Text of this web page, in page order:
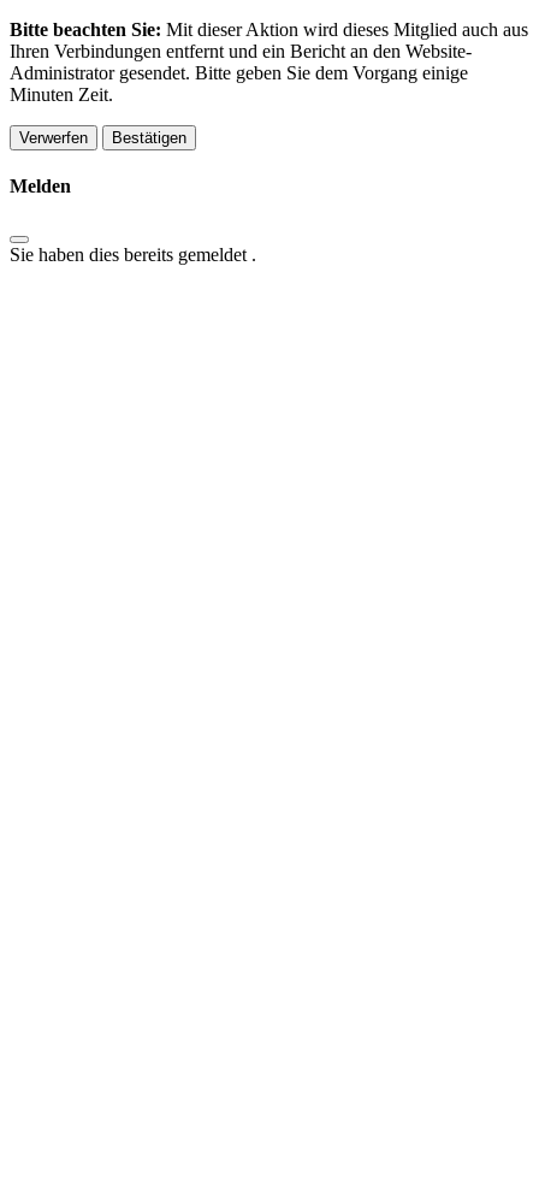
Bitte beachten Sie: Mit dieser Aktion wird dieses Mitglied auch aus
Ihren Verbindungen entfernt und ein Bericht an den Website-
Administrator gesendet. Bitte geben Sie dem Vorgang einige
Minuten Zeit.
Bestätigen
Melden
Sie haben dies bereits gemeldet .